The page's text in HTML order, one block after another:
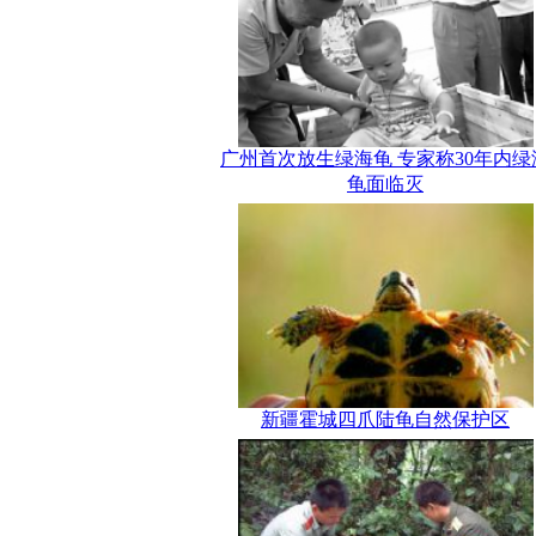
广州首次放生绿海龟 专家称30年内绿
龟面临灭
新疆霍城四爪陆龟自然保护区